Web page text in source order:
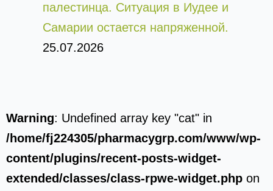
палестинца. Ситуация в Иудее и
Самарии остается напряженной.
25.07.2026
Warning: Undefined array key "cat" in
/home/fj224305/pharmacygrp.com/www/wp-
content/plugins/recent-posts-widget-
extended/classes/class-rpwe-widget.php on